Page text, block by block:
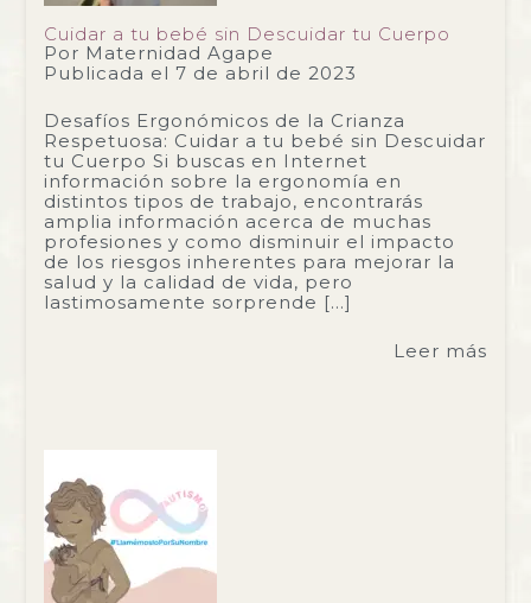
Cuidar a tu bebé sin Descuidar tu Cuerpo
Por Maternidad Agape
Publicada el 7 de abril de 2023
Desafíos Ergonómicos de la Crianza
Respetuosa: Cuidar a tu bebé sin Descuidar
tu Cuerpo Si buscas en Internet
información sobre la ergonomía en
distintos tipos de trabajo, encontrarás
amplia información acerca de muchas
profesiones y como disminuir el impacto
de los riesgos inherentes para mejorar la
salud y la calidad de vida, pero
lastimosamente sorprende […]
Leer más